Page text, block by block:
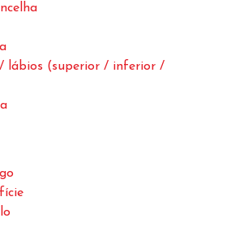
/ lábios (superior / inferior /